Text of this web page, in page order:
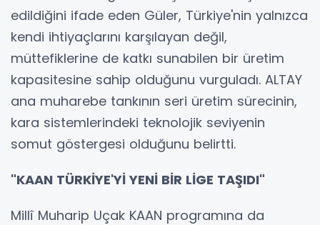
edildiğini ifade eden Güler, Türkiye'nin yalnızca
kendi ihtiyaçlarını karşılayan değil,
müttefiklerine de katkı sunabilen bir üretim
kapasitesine sahip olduğunu vurguladı. ALTAY
ana muharebe tankının seri üretim sürecinin,
kara sistemlerindeki teknolojik seviyenin
somut göstergesi olduğunu belirtti.
"KAAN TÜRKİYE'Yİ YENİ BİR LİGE TAŞIDI"
Millî Muharip Uçak KAAN programına da